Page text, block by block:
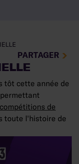
PARTAGER
tôt cette année de
compétitions de
toute l'histoire de